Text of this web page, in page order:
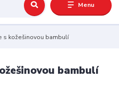
Menu
s kožešinovou bambulí
bambulí